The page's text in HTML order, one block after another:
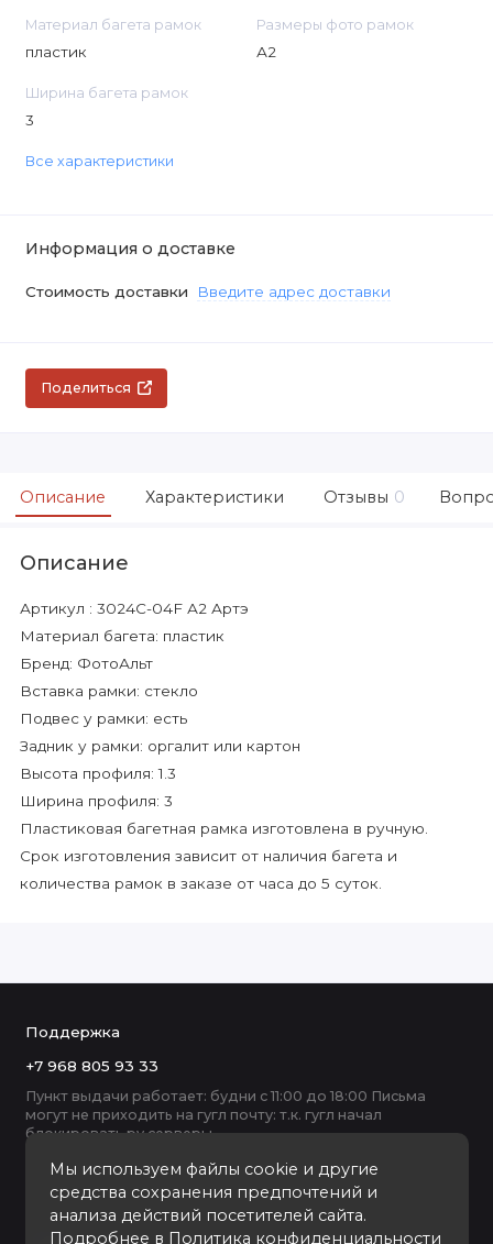
Материал багета рамок
пластик
Размеры фото рамок
А2
Ширина багета рамок
3
Все характеристики
Информация о доставке
Стоимость доставки Введите адрес доставки
Поделиться
Описание Характеристики Отзывы 0
Описание
Артикул : 3024C-04F А2 Артэ
Материал багета: пластик
Бренд: ФотоАльт
Вставка рамки: стекло
Подвес у рамки: есть
Задник у рамки: оргалит или картон
Высота профиля: 1.3
Ширина профиля: 3
Пластиковая багетная рамка изготовлена в ручную.
Срок изготовления зависит от наличия багета и
количества рамок в заказе от часа до 5 суток.
Мы используем файлы cookie и другие
средства сохранения предпочтений и
анализа действий посетителей сайта.
Подробнее в Политика конфиденциальности
Поддержка
+7 968 805 93 33
Пункт выдачи работает: будни с 11:00 до 18:00 Письма
могут не приходить на гугл почту: т.к. гугл начал
блокировать ру серверы